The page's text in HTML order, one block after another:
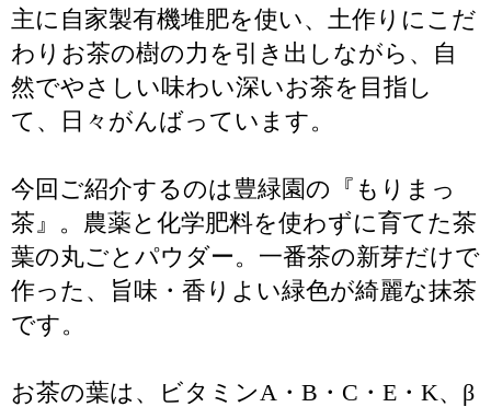
主に自家製有機堆肥を使い、土作りにこだ
わりお茶の樹の力を引き出しながら、自
然でやさしい味わい深いお茶を目指し
て、日々がんばっています。
今回ご紹介するのは豊緑園の『もりまっ
茶』。農薬と化学肥料を使わずに育てた茶
葉の丸ごとパウダー。一番茶の新芽だけで
作った、旨味・香りよい緑色が綺麗な抹茶
です。
お茶の葉は、ビタミンA・B・C・E・K、β